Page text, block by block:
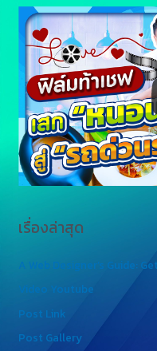
เรื่องล่าสุด
A Web Designer’s Guide:
Video Youtube
Post Link
Post Gallery